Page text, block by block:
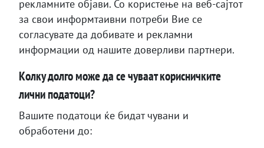
рекламните објави. Со користење на веб-сајтот
за свои информтаивни потреби Вие се
согласувате да добивате и рекламни
информации од нашите доверливи партнери.
Колку долго може да се чуваат корисничките
лични податоци?
Вашите податоци ќе бидат чувани и
обработени до: